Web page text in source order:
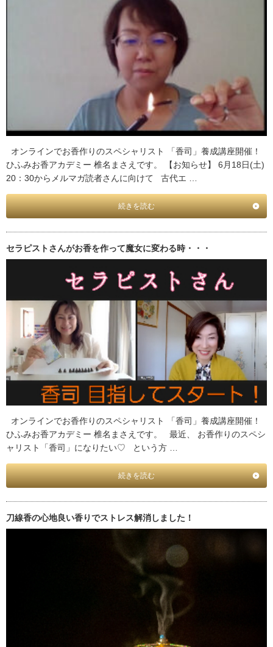
オンラインでお香作りのスペシャリスト 「香司」養成講座開催！
ひふみお香アカデミー 椎名まさえです。 【お知らせ】 6月18日(土)
20：30からメルマガ読者さんに向けて 古代エ …
続きを読む
セラピストさんがお香を作って魔女に変わる時・・・
オンラインでお香作りのスペシャリスト 「香司」養成講座開催！
ひふみお香アカデミー 椎名まさえです。 最近、 お香作りのスペシ
ャリスト「香司」になりたい♡ という方 …
続きを読む
刀線香の心地良い香りでストレス解消しました！